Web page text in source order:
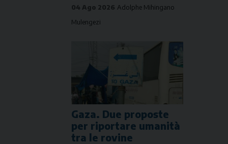
04 Ago 2026 Adolphe Mihingano
Mulengezi
Gaza. Due proposte
per riportare umanità
tra le rovine